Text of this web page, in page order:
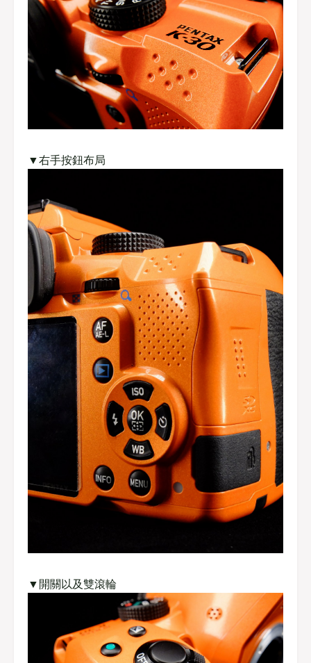
▼右手按鈕布局
▼開關以及雙滾輪